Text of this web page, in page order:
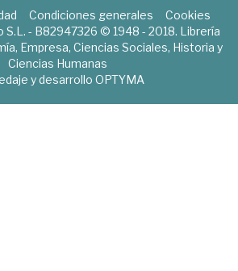
Condiciones generales
Cookies
S.L. - B82947326 © 1948 - 2018. Librería
Empresa, Ciencias Sociales, Historia y
Ciencias Humanas
y desarrollo OPTYMA